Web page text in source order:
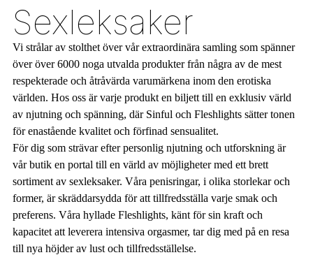
Sexleksaker
Vi strålar av stolthet över vår extraordinära samling som spänner
över över 6000 noga utvalda produkter från några av de mest
respekterade och åtråvärda varumärkena inom den erotiska
världen. Hos oss är varje produkt en biljett till en exklusiv värld
av njutning och spänning, där Sinful och Fleshlights sätter tonen
för enastående kvalitet och förfinad sensualitet.
För dig som strävar efter personlig njutning och utforskning är
vår butik en portal till en värld av möjligheter med ett brett
sortiment av sexleksaker. Våra penisringar, i olika storlekar och
former, är skräddarsydda för att tillfredsställa varje smak och
preferens. Våra hyllade Fleshlights, känt för sin kraft och
kapacitet att leverera intensiva orgasmer, tar dig med på en resa
till nya höjder av lust och tillfredsställelse.